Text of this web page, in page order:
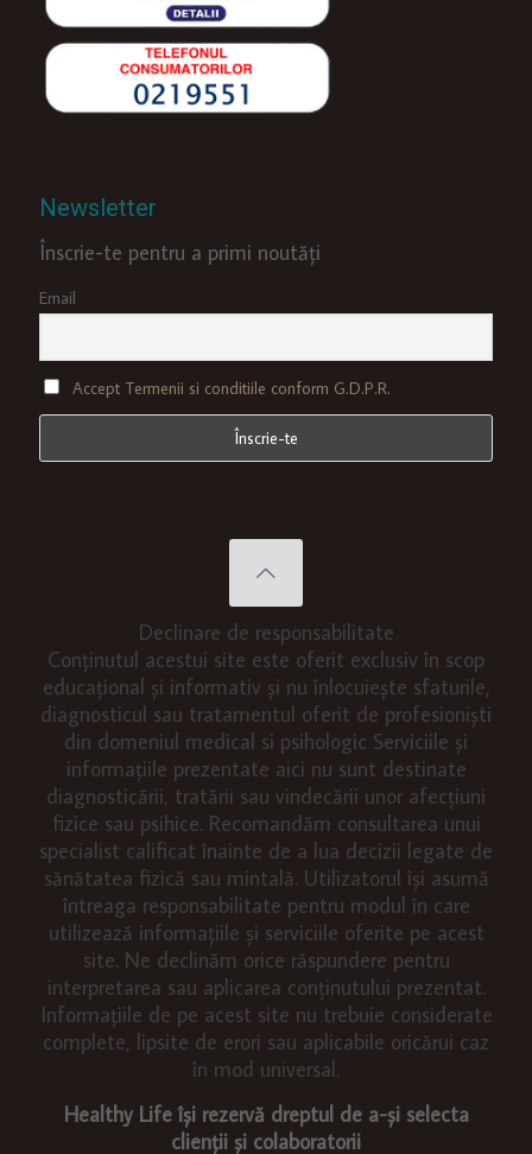
Newsletter
Înscrie-te pentru a primi noutăți
Email
Accept Termenii si conditiile conform G.D.P.R.
Declinare de responsabilitate
Conținutul acestui site este oferit exclusiv în scop
educațional și informativ și nu înlocuiește sfaturile,
diagnosticul sau tratamentul oferit de profesioniști
din domeniul medical si psihologic Serviciile și
informațiile prezentate aici nu sunt destinate
diagnosticării, tratării sau vindecării unor afecțiuni
fizice sau psihice. Recomandăm consultarea unui
specialist calificat înainte de a lua decizii legate de
sănătatea fizică sau mintală. Utilizatorul își asumă
întreaga responsabilitate pentru modul în care
utilizează informațiile și serviciile oferite pe acest
site. Ne declinăm orice răspundere pentru
interpretarea sau aplicarea conținutului prezentat.
Informațiile de pe acest site nu trebuie considerate
complete, lipsite de erori sau aplicabile oricărui caz
în mod universal.
Healthy Life își rezervă dreptul de a-și selecta
clienții și colaboratorii